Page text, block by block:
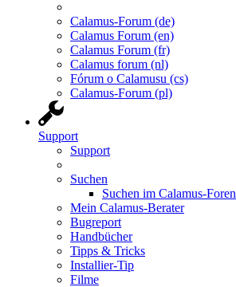
Calamus-Forum (de)
Calamus Forum (en)
Calamus Forum (fr)
Calamus forum (nl)
Fórum o Calamusu (cs)
Calamus-Forum (pl)
Support
Support
Suchen
Suchen im Calamus-Foren
Mein Calamus-Berater
Bugreport
Handbücher
Tipps & Tricks
Installier-Tip
Filme